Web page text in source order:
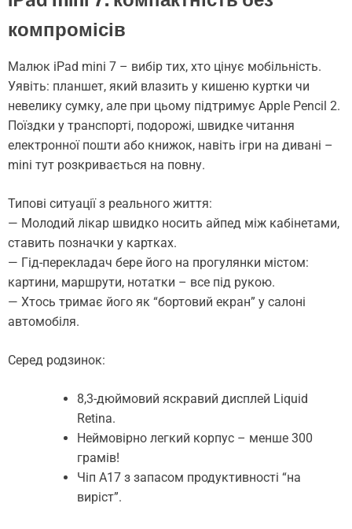
компромісів
Малюк iPad mini 7 – вибір тих, хто цінує мобільність.
Уявіть: планшет, який влазить у кишеню куртки чи
невелику сумку, але при цьому підтримує Apple Pencil 2.
Поїздки у транспорті, подорожі, швидке читання
електронної пошти або книжок, навіть ігри на дивані –
mini тут розкривається на повну.
Типові ситуації з реального життя:
— Молодий лікар швидко носить айпед між кабінетами,
ставить позначки у картках.
— Гід-перекладач бере його на прогулянки містом:
картини, маршрути, нотатки – все під рукою.
— Хтось тримає його як “бортовий екран” у салоні
автомобіля.
Серед родзинок:
8,3-дюймовий яскравий дисплей Liquid
Retina.
Неймовірно легкий корпус – менше 300
грамів!
Чіп A17 з запасом продуктивності “на
виріст”.